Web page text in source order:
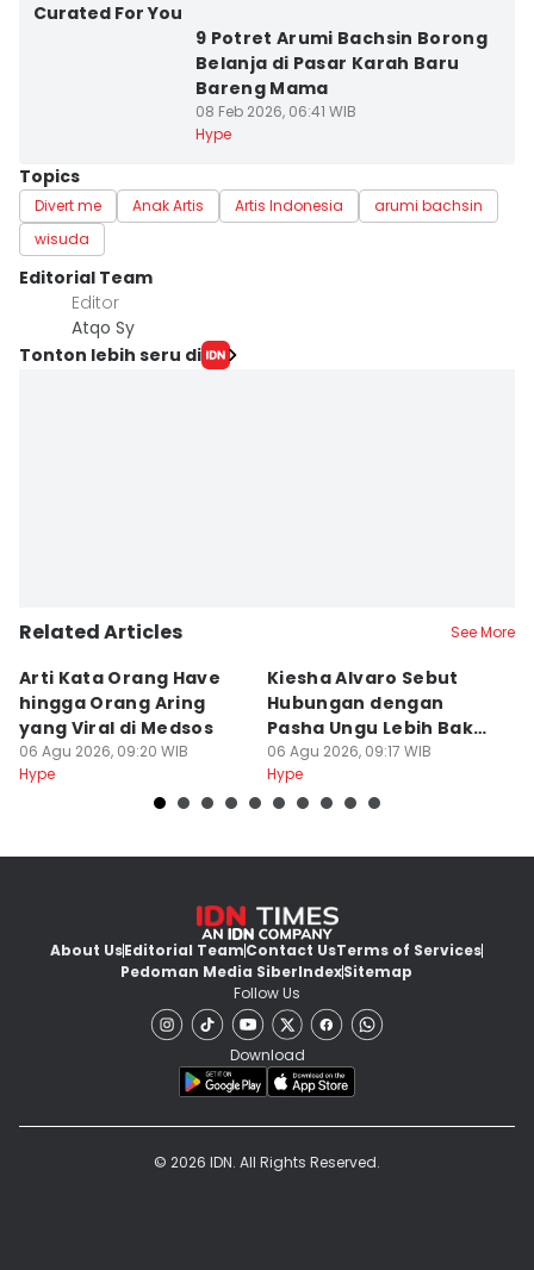
Curated For You
9 Potret Arumi Bachsin Borong
Belanja di Pasar Karah Baru
Bareng Mama
08 Feb 2026, 06:41 WIB
Hype
Topics
Divert me Anak Artis Artis Indonesia
arumi bachsin
wisuda
Editorial Team
Editor
Atqo Sy
Tonton lebih seru di
Related Articles See More
Arti Kata Orang Have
hingga Orang Aring
yang Viral di Medsos
06 Agu 2026, 09:20 WIB
Hype
Kiesha Alvaro Sebut
Hubungan dengan
Pasha Ungu Lebih Bak
Profesional
06 Agu 2026, 09:17 WIB
Hype
About UsEditorial TeamContact UsTerms of Services
Pedoman Media SiberIndexSitemap
Follow Us
Download
© 2026 IDN. All Rights Reserved.